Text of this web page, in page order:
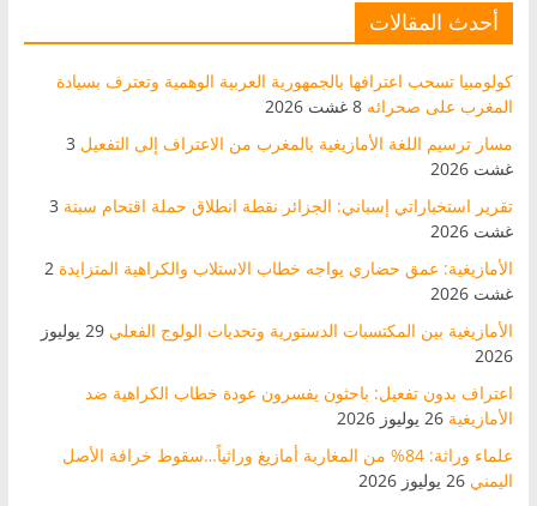
أحدث المقالات
كولومبيا تسحب اعترافها بالجمهورية العربية الوهمية وتعترف بسيادة
المغرب على صحرائه 8 غشت 2026
مسار ترسيم اللغة الأمازيغية بالمغرب من الاعتراف إلى التفعيل 3
غشت 2026
تقرير استخباراتي إسباني: الجزائر نقطة انطلاق حملة اقتحام سبتة 3
غشت 2026
الأمازيغية: عمق حضاري يواجه خطاب الاستلاب والكراهية المتزايدة 2
غشت 2026
الأمازيغية بين المكتسبات الدستورية وتحديات الولوج الفعلي
29 يوليوز
2026
اعتراف بدون تفعيل: باحثون يفسرون عودة خطاب الكراهية ضد
الأمازيغية 26 يوليوز 2026
علماء وراثة: 84% من المغاربة أمازيغ وراثياً…سقوط خرافة الأصل
اليمني 26 يوليوز 2026